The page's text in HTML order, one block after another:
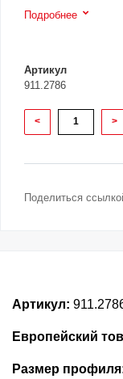
Подробнее
Артикул
911.2786
< >
Поделиться
Артикул:
Европейский
Размер